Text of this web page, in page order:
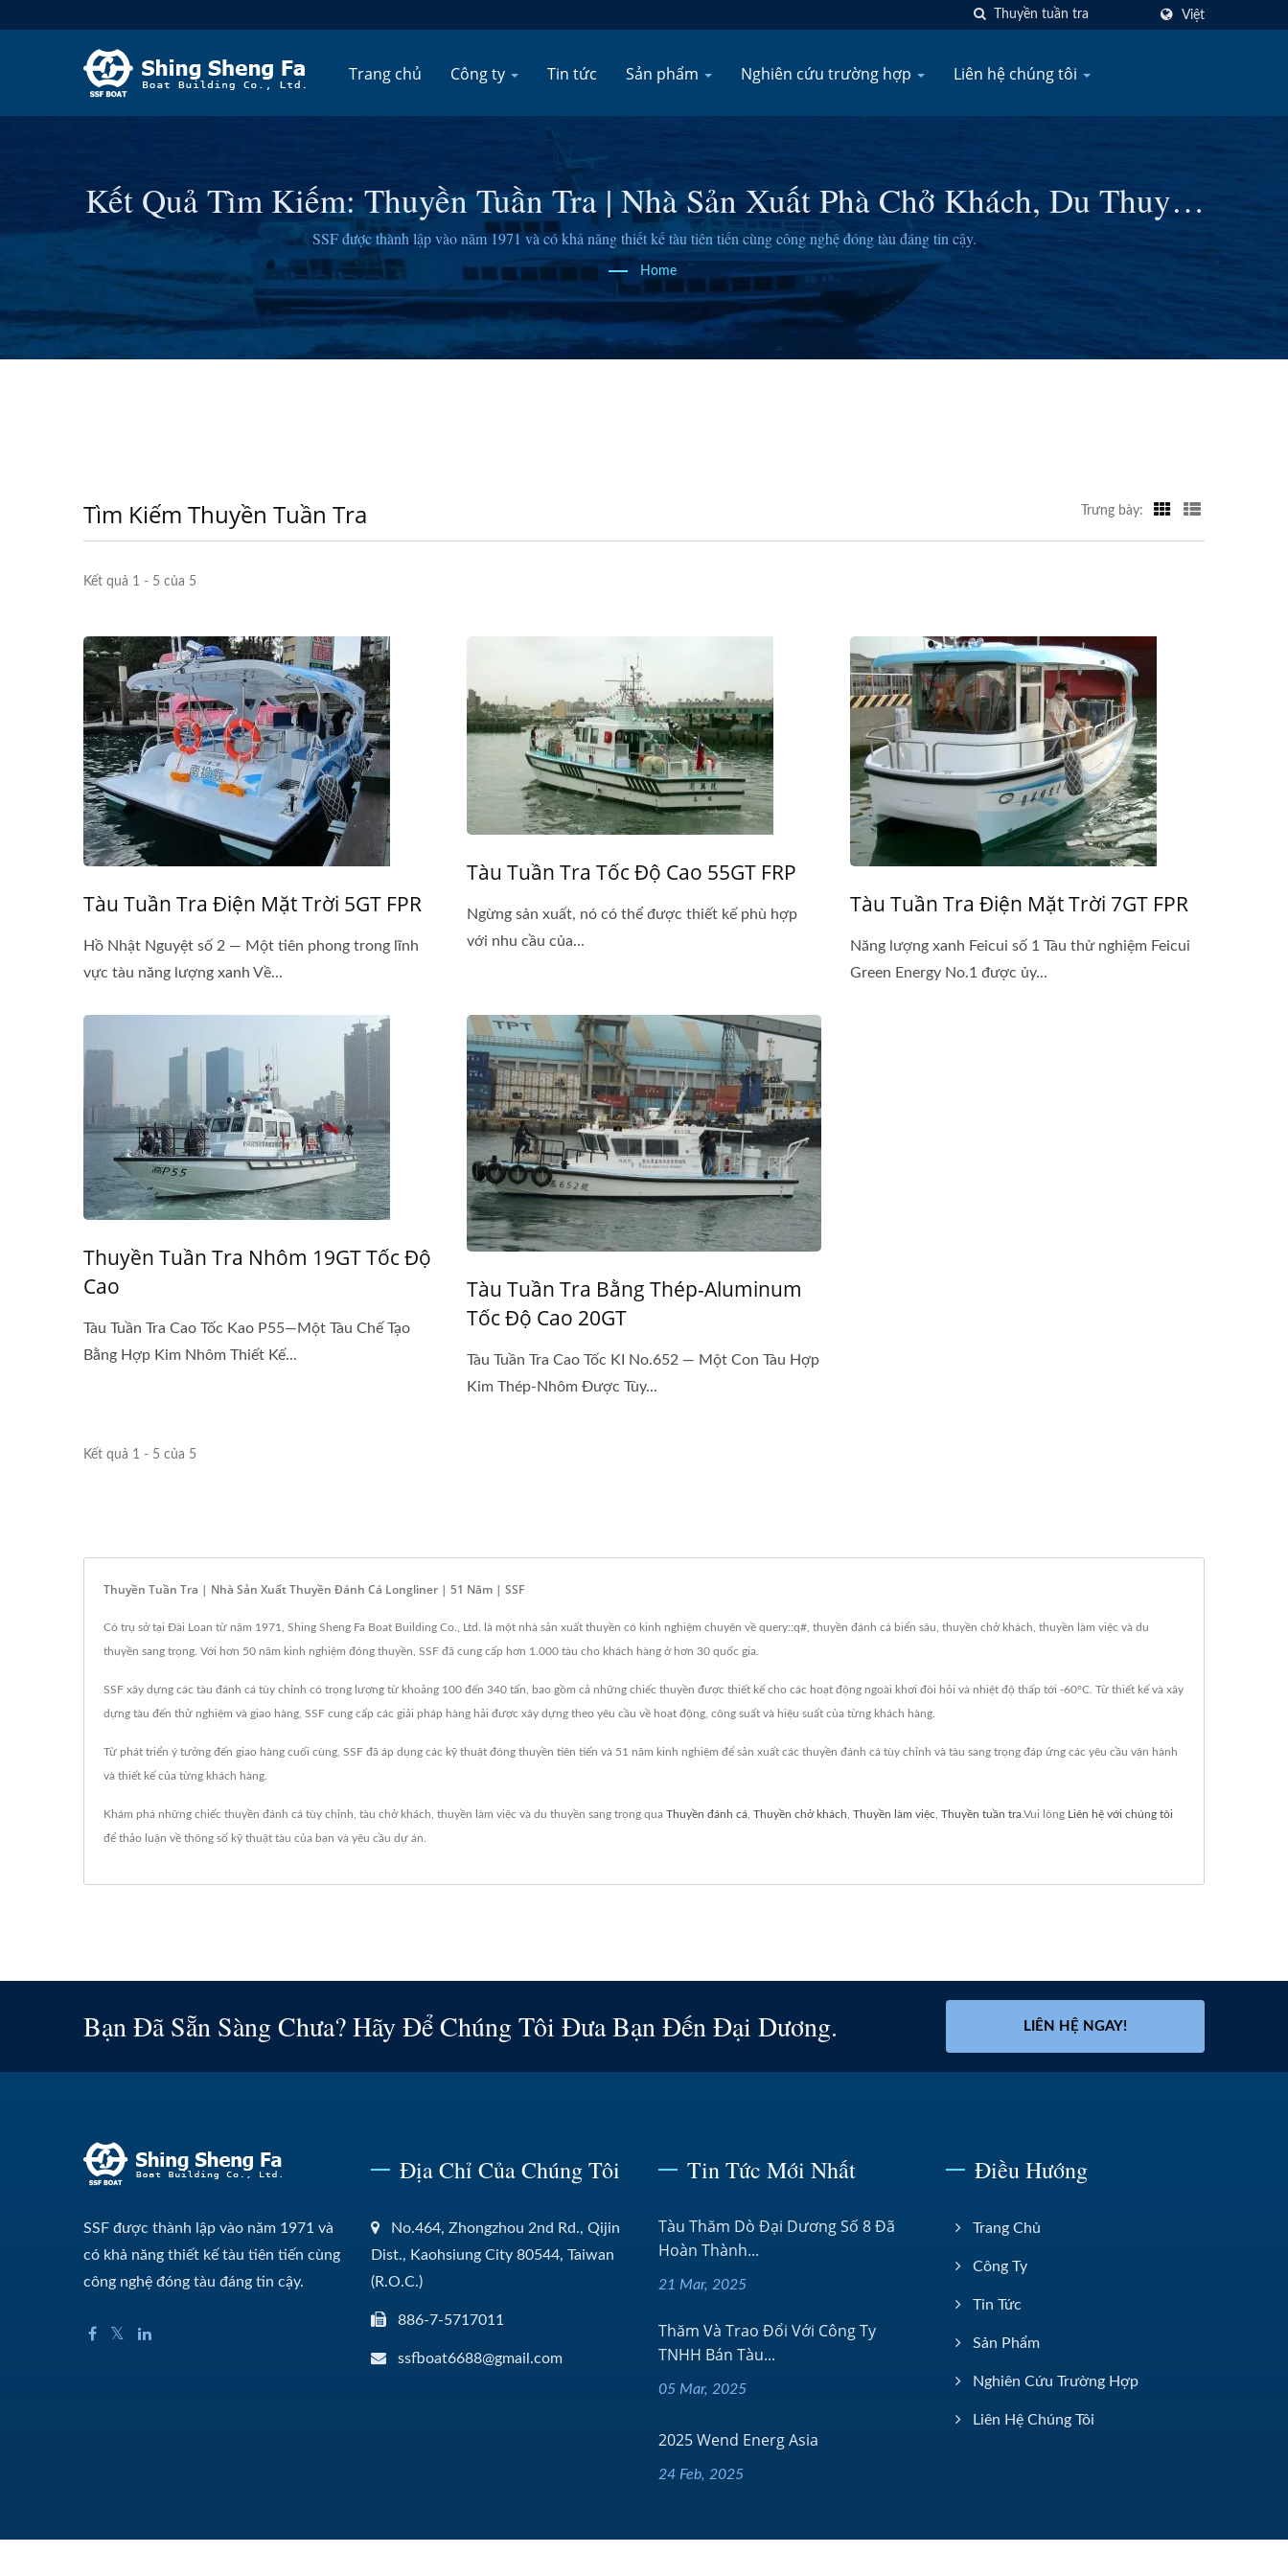
Việt
Trang chủ Công ty Tin tức Sản phẩm Nghiên cứu trường hợp Liên hệ chúng tôi
Kết Quả Tìm Kiếm: Thuyền Tuần Tra | Nhà Sản Xuất Phà Chở Khách, Du Thuyền
& Tàu Làm Việc 100–340 Tấn | SSF
SSF được thành lập vào năm 1971 và có khả năng thiết kế tàu tiên tiến cùng công nghệ đóng tàu đáng tin cậy.
Home
Tìm Kiếm Thuyền Tuần Tra Trưng bày:
Kết quả 1 - 5 của 5
Tàu Tuần Tra Điện Mặt Trời 5GT FPR
Hồ Nhật Nguyệt số 2 — Một tiên phong trong lĩnh
vực tàu năng lượng xanh Về...
Tàu Tuần Tra Tốc Độ Cao 55GT FRP
Ngừng sản xuất, nó có thể được thiết kế phù hợp
với nhu cầu của...
Tàu Tuần Tra Điện Mặt Trời 7GT FPR
Năng lượng xanh Feicui số 1 Tàu thử nghiệm Feicui
Green Energy No.1 được ủy...
Thuyền Tuần Tra Nhôm 19GT Tốc Độ
Cao
Tàu Tuần Tra Cao Tốc Kao P55—Một Tàu Chế Tạo
Bằng Hợp Kim Nhôm Thiết Kế...
Tàu Tuần Tra Bằng Thép-Aluminum
Tốc Độ Cao 20GT
Tàu Tuần Tra Cao Tốc KI No.652 — Một Con Tàu Hợp
Kim Thép-Nhôm Được Tùy...
Kết quả 1 - 5 của 5
Thuyền Tuần Tra | Nhà Sản Xuất Thuyền Đánh Cá Longliner | 51 Năm | SSF
Có trụ sở tại Đài Loan từ năm 1971, Shing Sheng Fa Boat Building Co., Ltd. là một nhà sản xuất thuyền có kinh nghiệm chuyên về query::q#, thuyền đánh cá biển sâu, thuyền chở khách, thuyền làm việc và du
thuyền sang trọng. Với hơn 50 năm kinh nghiệm đóng thuyền, SSF đã cung cấp hơn 1.000 tàu cho khách hàng ở hơn 30 quốc gia.
SSF xây dựng các tàu đánh cá tùy chỉnh có trọng lượng từ khoảng 100 đến 340 tấn, bao gồm cả những chiếc thuyền được thiết kế cho các hoạt động ngoài khơi đòi hỏi và nhiệt độ thấp tới -60°C. Từ thiết kế và xây
dựng tàu đến thử nghiệm và giao hàng, SSF cung cấp các giải pháp hàng hải được xây dựng theo yêu cầu về hoạt động, công suất và hiệu suất của từng khách hàng.
Từ phát triển ý tưởng đến giao hàng cuối cùng, SSF đã áp dụng các kỹ thuật đóng thuyền tiên tiến và 51 năm kinh nghiệm để sản xuất các thuyền đánh cá tùy chỉnh và tàu sang trọng đáp ứng các yêu cầu vận hành
và thiết kế của từng khách hàng.
Khám phá những chiếc thuyền đánh cá tùy chỉnh, tàu chở khách, thuyền làm việc và du thuyền sang trọng qua Thuyền đánh cá, Thuyền chở khách, Thuyền làm việc, Thuyền tuần tra.Vui lòng Liên hệ với chúng tôi
để thảo luận về thông số kỹ thuật tàu của bạn và yêu cầu dự án.
Bạn Đã Sẵn Sàng Chưa? Hãy Để Chúng Tôi Đưa Bạn Đến Đại Dương. LIÊN HỆ NGAY!
SSF được thành lập vào năm 1971 và
có khả năng thiết kế tàu tiên tiến cùng
công nghệ đóng tàu đáng tin cậy.
Địa Chỉ Của Chúng Tôi
No.464, Zhongzhou 2nd Rd., Qijin
Dist., Kaohsiung City 80544, Taiwan
(R.O.C.)
886-7-5717011
ssfboat6688@gmail.com
Tin Tức Mới Nhất
Tàu Thăm Dò Đại Dương Số 8 Đã
Hoàn Thành...
21 Mar, 2025
Thăm Và Trao Đổi Với Công Ty
TNHH Bán Tàu...
05 Mar, 2025
2025 Wend Energ Asia
24 Feb, 2025
Điều Hướng
Trang Chủ
Công Ty
Tin Tức
Sản Phẩm
Nghiên Cứu Trường Hợp
Liên Hệ Chúng Tôi